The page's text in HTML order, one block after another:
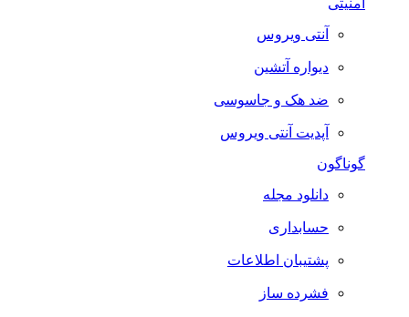
آنتی ویروس
دیواره آتشین
ضد هک و جاسوسی
آپدیت آنتی ویروس
گوناگون
دانلود مجله
حسابداری
پشتیبان اطلاعات
فشرده ساز